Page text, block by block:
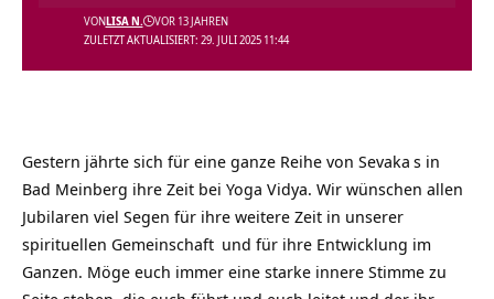
ZULETZT AKTUALISIERT: 29. JULI 2025 11:44
VONLISA N. VOR 13 JAHREN
Gestern jährte sich für eine ganze Reihe von Sevaka s in
Bad Meinberg ihre Zeit bei Yoga Vidya. Wir wünschen allen
Jubilaren viel Segen für ihre weitere Zeit in unserer
spirituellen Gemeinschaft und für ihre Entwicklung im
Ganzen. Möge euch immer eine starke innere Stimme zu